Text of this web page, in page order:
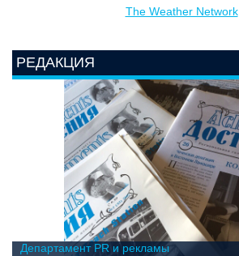
The Weather Network
РЕДАКЦИЯ
Департамент PR и рекламы